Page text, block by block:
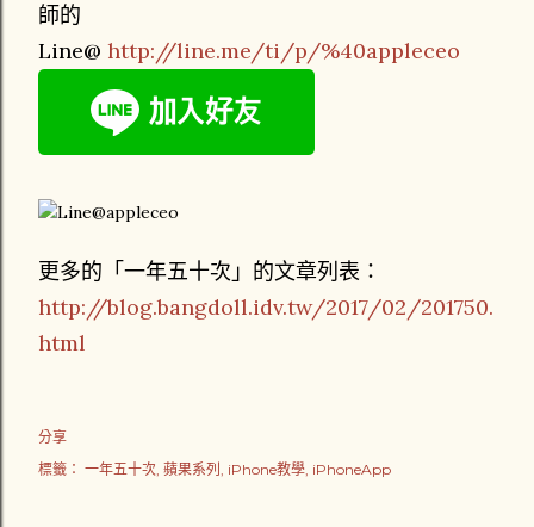
師的
Line@ http://line.me/ti/p/%40appleceo
更多的「一年五十次」的文章列表：
http://blog.bangdoll.idv.tw/2017/02/201750.
html
分享
標籤： 一年五十次 蘋果系列 iPhone教學 iPhoneApp